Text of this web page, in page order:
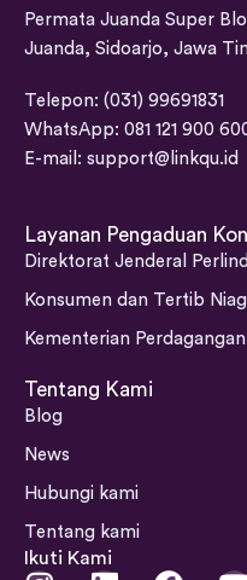
Permata Juanda Super
Juanda, Sidoarjo, Jawa
Telepon: (031) 99691831
WhatsApp: 081 121 900
E-mail: support@linkqu.id
Layanan Pengaduan
Direktorat Jenderal
Konsumen dan Tertib
Kementerian Perdagangan
Tentang Kami
Blog
News
Hubungi kami
Tentang kami
Ikuti Kami